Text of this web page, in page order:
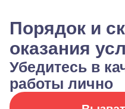
Порядок и
оказания
Убедитесь в
работы лично